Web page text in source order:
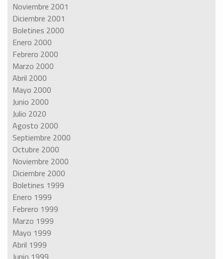
Noviembre 2001
Diciembre 2001
Boletines 2000
Enero 2000
Febrero 2000
Marzo 2000
Abril 2000
Mayo 2000
Junio 2000
Julio 2020
Agosto 2000
Septiembre 2000
Octubre 2000
Noviembre 2000
Diciembre 2000
Boletines 1999
Enero 1999
Febrero 1999
Marzo 1999
Mayo 1999
Abril 1999
Junio 1999